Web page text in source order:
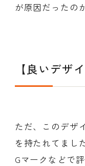
が原因だったの
【良いデザ
ただ、このデザ
を持たれてました
Gマークなどで